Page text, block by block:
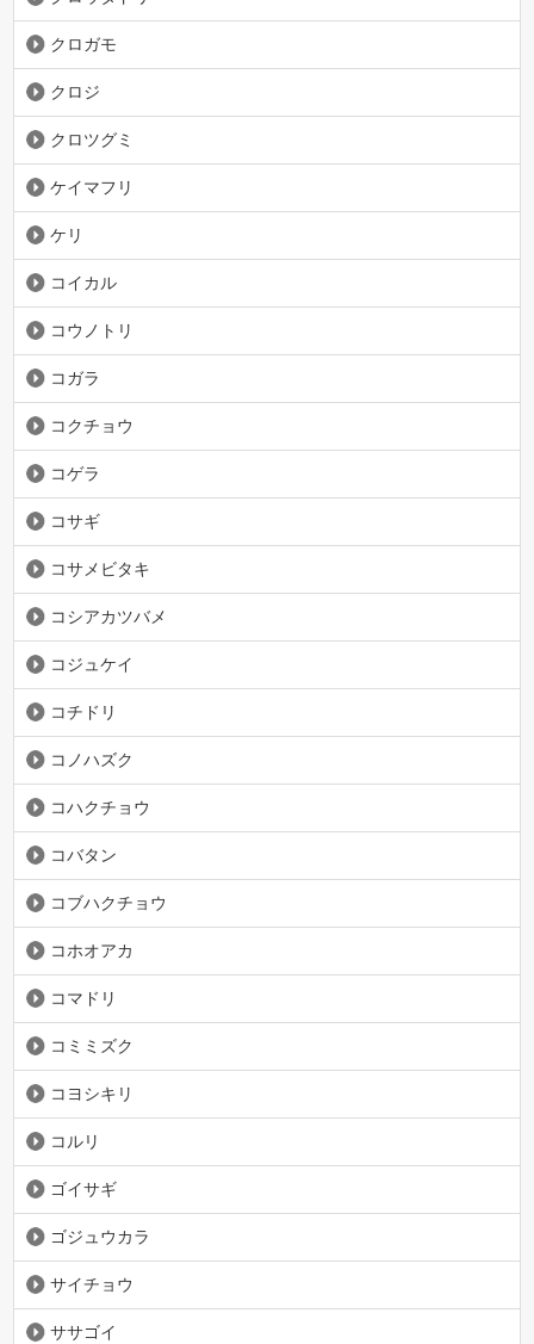
クロガモ
クロジ
クロツグミ
ケイマフリ
ケリ
コイカル
コウノトリ
コガラ
コクチョウ
コゲラ
コサギ
コサメビタキ
コシアカツバメ
コジュケイ
コチドリ
コノハズク
コハクチョウ
コバタン
コブハクチョウ
コホオアカ
コマドリ
コミミズク
コヨシキリ
コルリ
ゴイサギ
ゴジュウカラ
サイチョウ
ササゴイ